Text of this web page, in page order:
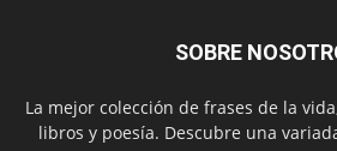
SOBRE
La mejor colección de frases de la
libros y poesía. Descubre una